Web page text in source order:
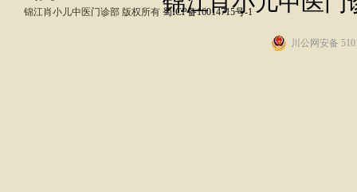
锦江肖小儿中医门诊部 版权所有 蜀ICP备16014715号-1
川公网安备